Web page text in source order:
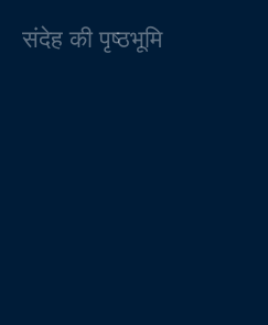
संदेह की पृष्ठभूमि